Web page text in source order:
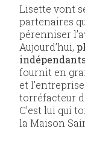
Lisette vont
partenaires
pérenniser
Aujourd’hui,
fournit en
et
torréfacteur
C’est lui qui
la Maison